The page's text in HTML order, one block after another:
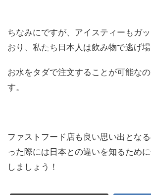
ちなみにですが、アイスティーもガ
おり、私たち日本人は飲み物で逃げ場
お水をタダで注文することが可能な
す。
ファストフード店も良い思い出とな
った際には日本との違いを知るため
しましょう！